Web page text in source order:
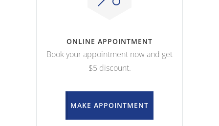
ONLINE APPOINTMENT
Book your appointment now and get
$5 discount.
MAKE APPOINTMENT